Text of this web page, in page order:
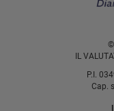
©
IL
P.I.
Cap.